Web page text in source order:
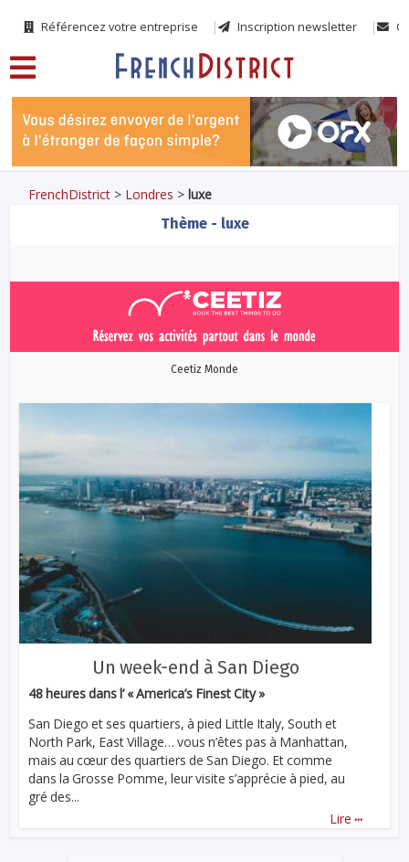
Référencez votre entreprise Inscription newsletter
FrenchDistrict > Londres >luxe
Thème - luxe
Ceetiz Monde
Un week-end à San Diego
48 heures dans l’ « America’s Finest City »
San Diego et ses quartiers, à pied Little Italy, South et
North Park, East Village… vous n’êtes pas à Manhattan,
mais au cœur des quartiers de San Diego. Et comme
dans la Grosse Pomme, leur visite s’apprécie à pied, au
gré des...
Lire ...